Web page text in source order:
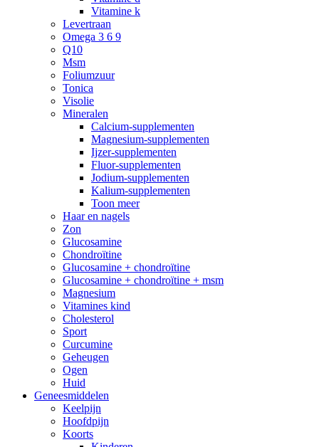
Vitamine k
Levertraan
Omega 3 6 9
Q10
Msm
Foliumzuur
Tonica
Visolie
Mineralen
Calcium-supplementen
Magnesium-supplementen
Ijzer-supplementen
Fluor-supplementen
Jodium-supplementen
Kalium-supplementen
Toon meer
Haar en nagels
Zon
Glucosamine
Chondroïtine
Glucosamine + chondroïtine
Glucosamine + chondroïtine + msm
Magnesium
Vitamines kind
Cholesterol
Sport
Curcumine
Geheugen
Ogen
Huid
Geneesmiddelen
Keelpijn
Hoofdpijn
Koorts